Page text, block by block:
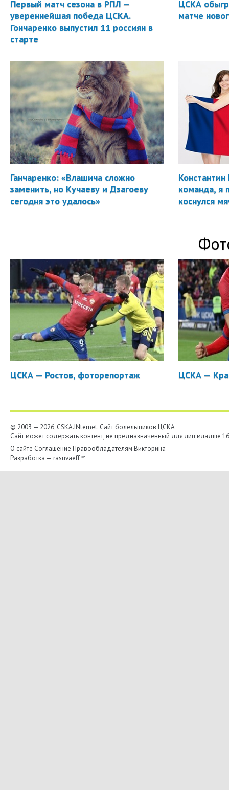
Первый матч сезона в РПЛ —
увереннейшая победа ЦСКА.
Гончаренко выпустил 11 россиян в
старте
ЦСКА
матче
Ганчаренко: «Влашича сложно
заменить, но Кучаеву и Дзагоеву
сегодня это удалось»
Константин
команда, я
коснулся
ЦСКА — Ростов, фоторепортаж ЦСКА —
© 2003 — 2026, CSKA.INternet. Cайт болельщиков ЦСКА
Сайт может содержать контент, не предназначенный для лиц младше
О сайте Соглашение Правообладателям Викторина
Разработка — rasuvaeff™